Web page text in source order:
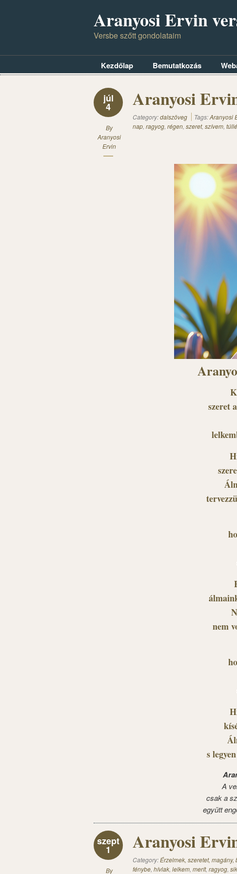
Aranyosi Ervin
Versbe szőtt gondolataim
Kezdőlap Bemutatkozás
júl
4
By
Aranyosi
Ervin
Aranyosi
Category:dalszöveg Tags:Aranyosi
nap, ragyog, régen, szeret, szívem,
szeret
nem
s
A
csak a
együtt
szept
1
By
Aranyosi
Category:Érzelmek, szeretet,
fénybe, hívlak, lelkem, merít, ragyog,